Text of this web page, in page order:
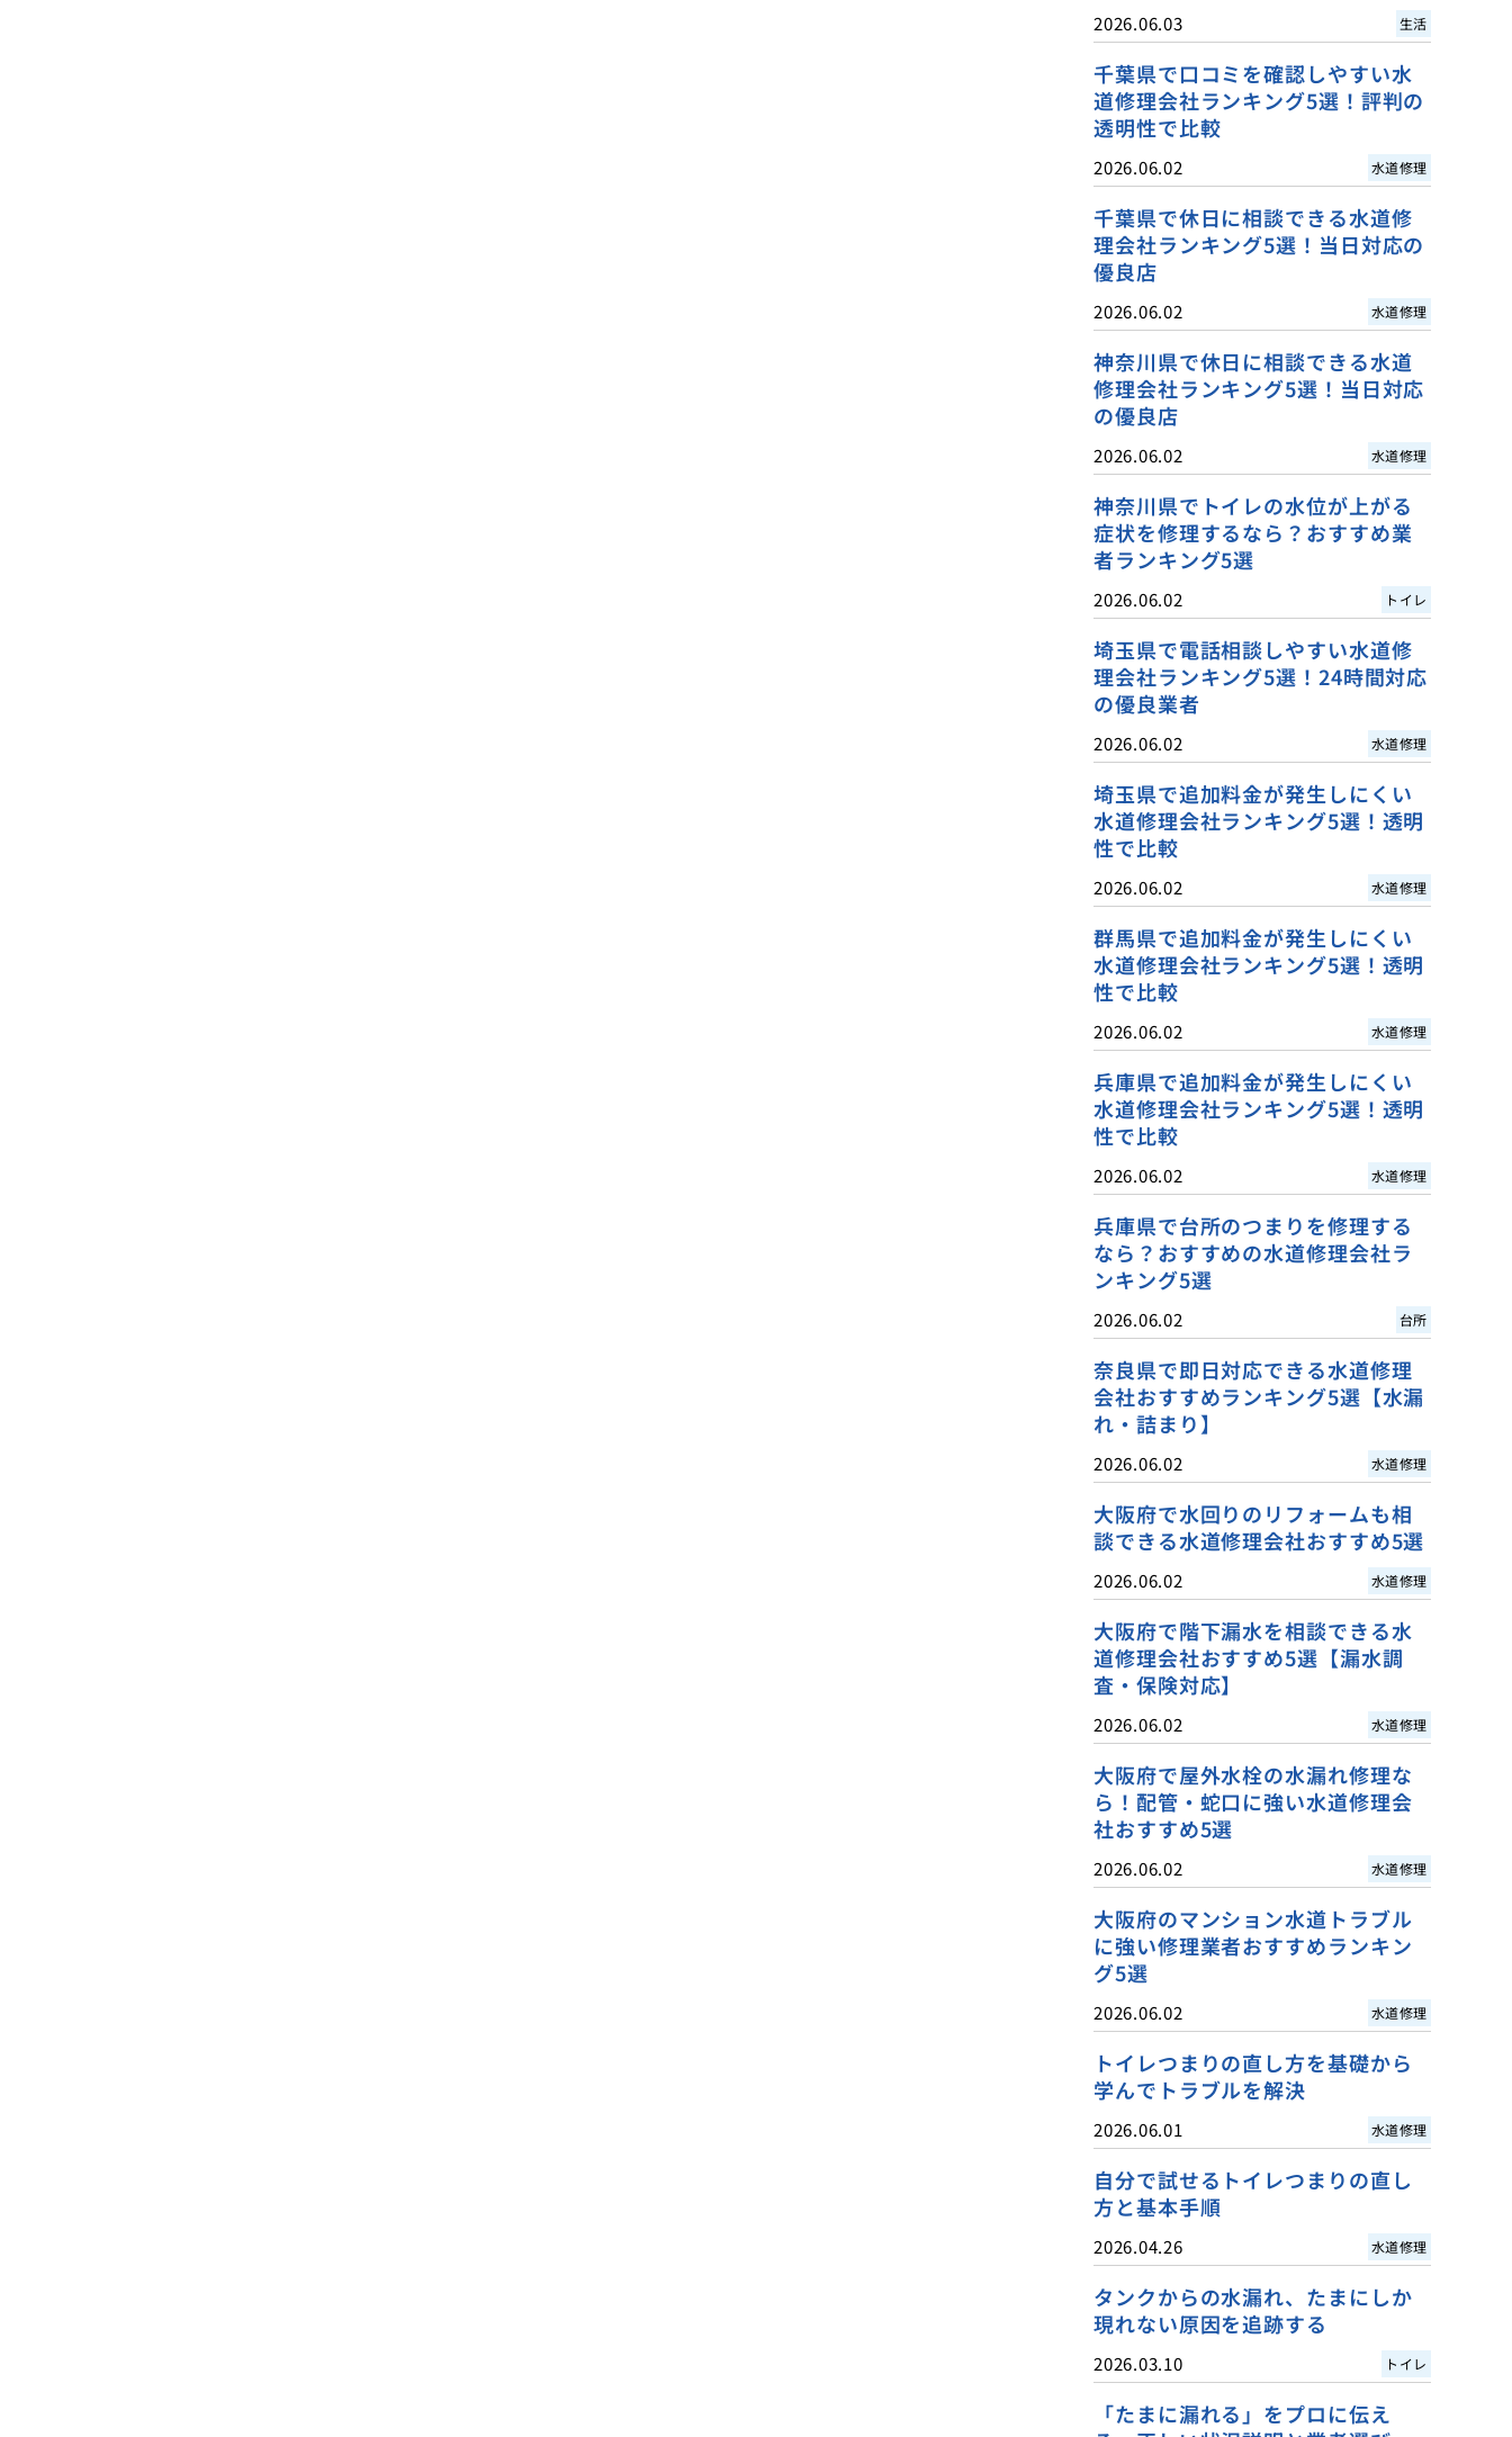
2026.06.03 生活
千葉県で口コミを確認しやすい水
道修理会社ランキング5選！評判の
透明性で比較
2026.06.02 水道修理
千葉県で休日に相談できる水道修
理会社ランキング5選！当日対応の
優良店
2026.06.02 水道修理
神奈川県で休日に相談できる水道
修理会社ランキング5選！当日対応
の優良店
2026.06.02 水道修理
神奈川県でトイレの水位が上がる
症状を修理するなら？おすすめ業
者ランキング5選
2026.06.02 トイレ
埼玉県で電話相談しやすい水道修
理会社ランキング5選！24時間対応
の優良業者
2026.06.02 水道修理
埼玉県で追加料金が発生しにくい
水道修理会社ランキング5選！透明
性で比較
2026.06.02 水道修理
群馬県で追加料金が発生しにくい
水道修理会社ランキング5選！透明
性で比較
2026.06.02 水道修理
兵庫県で追加料金が発生しにくい
水道修理会社ランキング5選！透明
性で比較
2026.06.02 水道修理
兵庫県で台所のつまりを修理する
なら？おすすめの水道修理会社ラ
ンキング5選
2026.06.02 台所
奈良県で即日対応できる水道修理
会社おすすめランキング5選【水漏
れ・詰まり】
2026.06.02 水道修理
大阪府で水回りのリフォームも相
談できる水道修理会社おすすめ5選
2026.06.02 水道修理
大阪府で階下漏水を相談できる水
道修理会社おすすめ5選【漏水調
査・保険対応】
2026.06.02 水道修理
大阪府で屋外水栓の水漏れ修理な
ら！配管・蛇口に強い水道修理会
社おすすめ5選
2026.06.02 水道修理
大阪府のマンション水道トラブル
に強い修理業者おすすめランキン
グ5選
2026.06.02 水道修理
トイレつまりの直し方を基礎から
学んでトラブルを解決
2026.06.01 水道修理
自分で試せるトイレつまりの直し
方と基本手順
2026.04.26 水道修理
タンクからの水漏れ、たまにしか
現れない原因を追跡する
2026.03.10 トイレ
「たまに漏れる」をプロに伝え